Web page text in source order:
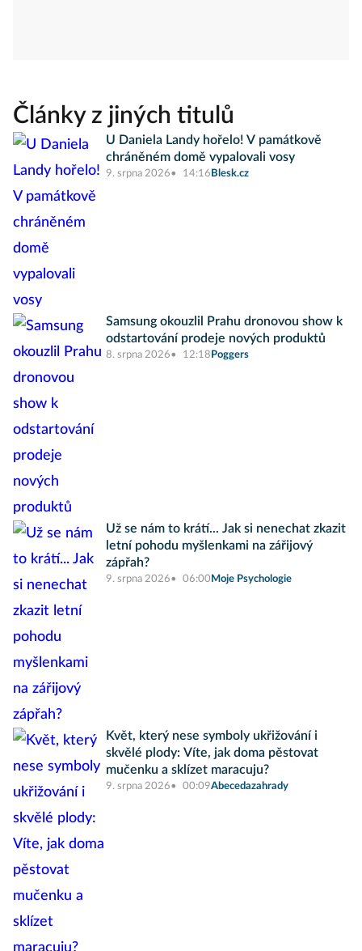
Články z jiných titulů
U Daniela Landy hořelo! V památkově
chráněném domě vypalovali vosy
9. srpna 2026 14:16 Blesk.cz
Samsung okouzlil Prahu dronovou show k
odstartování prodeje nových produktů
8. srpna 2026 12:18 Poggers
Už se nám to krátí... Jak si nenechat zkazit
letní pohodu myšlenkami na zářijový
zápřah?
9. srpna 2026 06:00 Moje Psychologie
Květ, který nese symboly ukřižování i
skvělé plody: Víte, jak doma pěstovat
mučenku a sklízet maracuju?
9. srpna 2026 00:09Abecedazahrady